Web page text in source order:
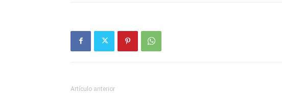
Artículo anterior